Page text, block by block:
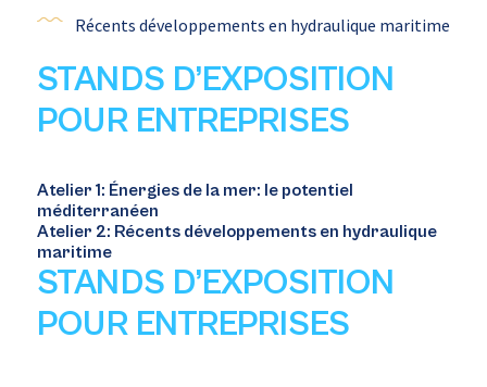
Récents développements en hydraulique maritime
STANDS D’EXPOSITION
POUR ENTREPRISES
Atelier 1: Énergies de la mer: le potentiel
méditerranéen
Atelier 2: Récents développements en hydraulique
maritime
STANDS D’EXPOSITION
POUR ENTREPRISES